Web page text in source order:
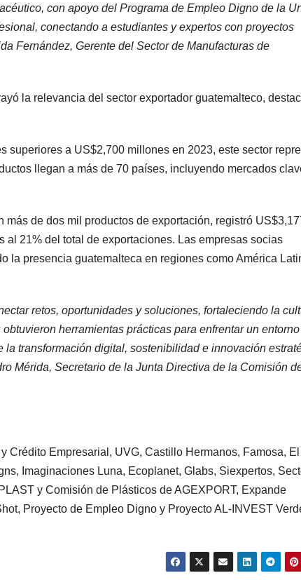
con apoyo del Programa de Empleo Digno de la
conectando a estudiantes y expertos con proyectos
Fernández, Gerente del Sector de Manufacturas de
la relevancia del sector exportador guatemalteco,
superiores a US$2,700 millones en 2023, este sector
llegan a más de 70 países, incluyendo mercados
más de dos mil productos de exportación, registró
21% del total de exportaciones. Las empresas socias
la presencia guatemalteca en regiones como América
retos, oportunidades y soluciones, fortaleciendo la
herramientas prácticas para enfrentar un entorno
transformación digital, sostenibilidad e innovación
Mérida, Secretario de la Junta Directiva de la Comisión
Crédito Empresarial, UVG, Castillo Hermanos, Famosa, El
Imaginaciones Luna, Ecoplanet, Glabs, Siexpertos,
y Comisión de Plásticos de AGEXPORT, Expande
Proyecto de Empleo Digno y Proyecto AL-INVEST